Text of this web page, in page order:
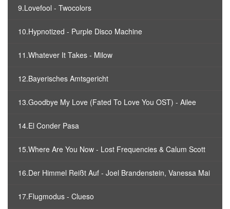
9.Lovefool - Twocolors
10.Hypnotized - Purple Disco Machine
11.Whatever It Takes - Milow
12.Bayerisches Amtsgericht
13.Goodbye My Love (Fated To Love You OST) - Ailee
14.El Conder Pasa
15.Where Are You Now - Lost Frequencies & Calum Scott
16.Der Himmel Reißt Auf - Joel Brandenstein, Vanessa Mai
17.Flugmodus - Clueso